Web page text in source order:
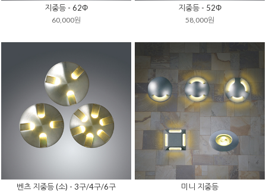
지중등 - 62Φ
60,000원
지중등 - 52Φ
58,000원
벤츠 지중등 (소) - 3구/4구/6구 미니 지중등